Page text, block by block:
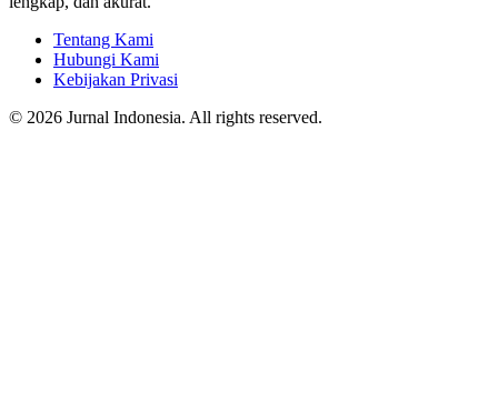
Tentang Kami
Hubungi Kami
Kebijakan Privasi
© 2026 Jurnal Indonesia. All rights reserved.